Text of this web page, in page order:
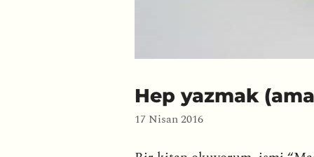
Hep yazmak
17 Nisan 2016